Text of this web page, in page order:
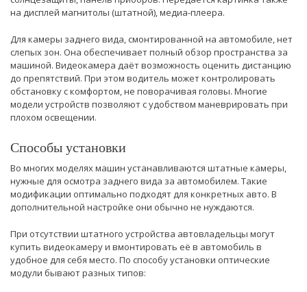
на дисплей магнитолы (штатной), медиа-плеера.
Для камеры заднего вида, смонтированной на автомобиле, нет
слепых зон. Она обеспечивает полный обзор пространства за
машиной. Видеокамера даёт возможность оценить дистанцию
до препятствий. При этом водитель может контролировать
обстановку с комфортом, не поворачивая головы. Многие
модели устройств позволяют с удобством маневрировать при
плохом освещении.
Способы установки
Во многих моделях машин устанавливаются штатные камеры,
нужные для осмотра заднего вида за автомобилем. Такие
модификации оптимально подходят для конкретных авто. В
дополнительной настройке они обычно не нуждаются.
При отсутствии штатного устройства автовладельцы могут
купить видеокамеру и вмонтировать её в автомобиль в
удобное для себя место. По способу установки оптические
модули бывают разных типов: